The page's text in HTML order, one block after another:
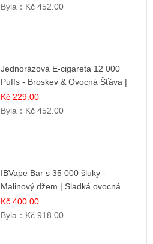
Byla： Kč 452.00
Jednorázová E-cigareta 12 000
Puffs - Broskev & Ovocná Šťáva |
Osvěžující ovocná směs
Kč 229.00
Byla： Kč 452.00
IBVape Bar s 35 000 šluky -
Malinový džem | Sladká ovocná
příchuť
Kč 400.00
Byla： Kč 918.00